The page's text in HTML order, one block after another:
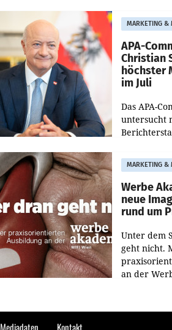
MARKETING &
APA-
Christian
höchster
im Juli
Das APA-
untersucht
welche
Politiker
MARKETING &
Werbe
neue
rund um
Unter dem
geht nicht.
an der
Mediadaten Kontakt